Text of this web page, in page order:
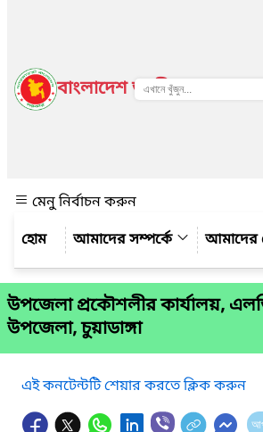
বাংলাদেশ জাতীয় তথ্য বাতায়ন
মেনু নির্বাচন করুন
আমাদের সম্পর্কে
আমাদের
উপজেলা প্রকৌশলীর কার্যালয়,
উপজেলা, চুয়াডাঙ্গা
এই কনটেন্টটি শেয়ার করতে ক্লিক করুন